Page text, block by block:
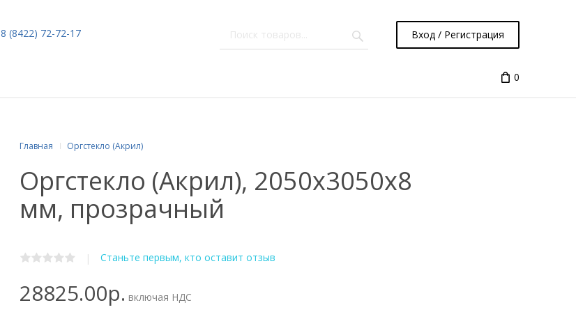
8 (8422) 72-72-17 Вход / Регистрация
0
Главная Оргстекло (Акрил)
Оргстекло (Акрил), 2050х3050x8
мм, прозрачный
| Станьте первым, кто оставит отзыв
28825.00р. включая НДС